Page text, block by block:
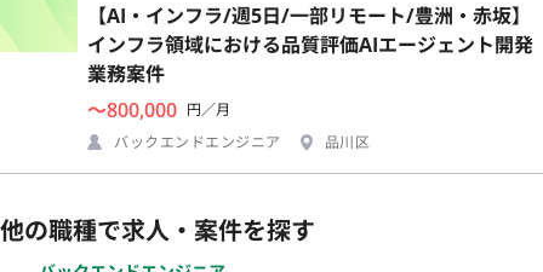
【AI・インフラ/週5日/一部リモート/豊洲・赤坂】
インフラ領域における品質評価AIエージェント開発
業務案件
〜800,000 円／月
バックエンドエンジニア
品川区
他の職種で求人・案件を探す